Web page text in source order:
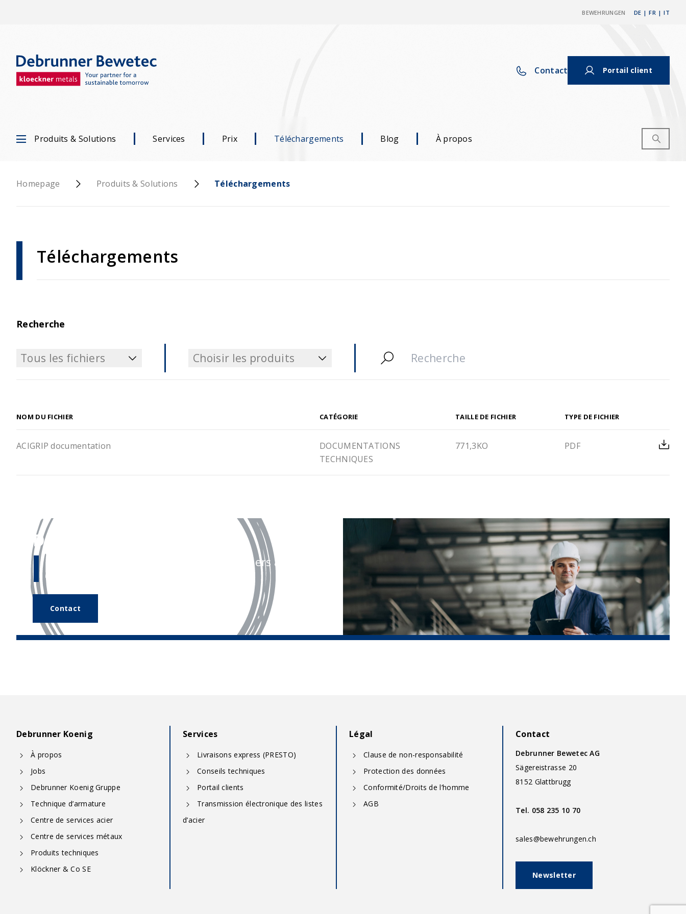
BEWEHRUNGEN IT
|
FR
|
DE
Contact Portail client
Produits & Solutions Services Prix Téléchargements Blog À propos
Homepage Produits & Solutions Téléchargements
Téléchargements
Recherche
Tous les fichiers
Choisir les produits
NOM DU FICHIER CATÉGORIE TAILLE DE FICHIER TYPE DE FICHIER
ACIGRIP documentation
DOCUMENTATIONS
TECHNIQUES
771,3KO PDF
Des questions ?
Notre
se tient volontiers à votre
disposition.
Contact
Debrunner Koenig
À propos
Jobs
Debrunner Koenig Gruppe
Technique d’armature
Centre de services acier
Centre de services métaux
Produits techniques
Klöckner & Co SE
Services
Livraisons express (PRESTO)
Conseils techniques
Portail clients
Transmission électronique des listes
d’acier
Légal
Clause de non-responsabilité
Protection des données
Conformité/Droits de l’homme
AGB
Contact
Debrunner Bewetec AG
Sägereistrasse 20
8152 Glattbrugg
Tel. 058 235 10 70
sales@bewehrungen.ch
Newsletter